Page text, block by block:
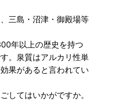
三島・沼津・御殿場等
年以上の歴史を持つ
。泉質はアルカリ性単
果があると言われてい
してはいかがですか。